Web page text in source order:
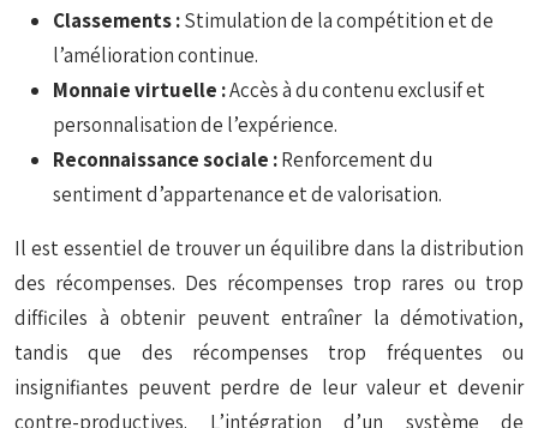
Classements :Stimulation de la compétition et de
l’amélioration continue.
Monnaie virtuelle :Accès à du contenu exclusif et
personnalisation de l’expérience.
Reconnaissance sociale :Renforcement du
sentiment d’appartenance et de valorisation.
Il est essentiel de trouver un équilibre dans la distribution
des récompenses. Des récompenses trop rares ou trop
difficiles à obtenir peuvent entraîner la démotivation,
tandis que des récompenses trop fréquentes ou
insignifiantes peuvent perdre de leur valeur et devenir
contre-productives. L’intégration d’un système de